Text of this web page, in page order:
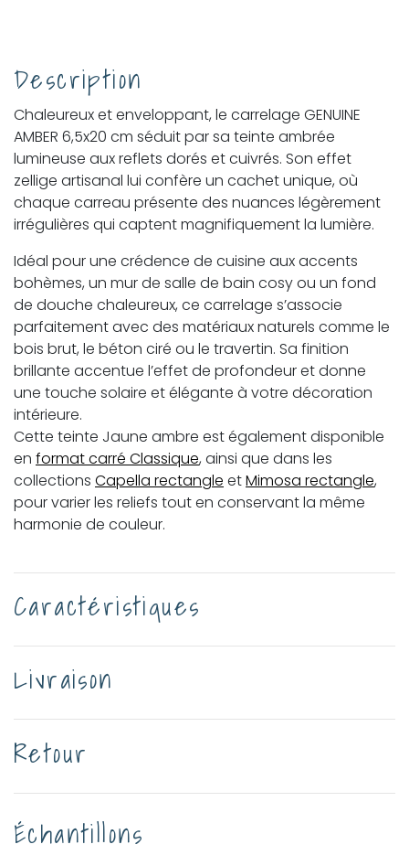
Description
Chaleureux et enveloppant, le carrelage GENUINE
AMBER 6,5x20 cm séduit par sa teinte ambrée
lumineuse aux reflets dorés et cuivrés. Son effet
zellige artisanal lui confère un cachet unique, où
chaque carreau présente des nuances légèrement
irrégulières qui captent magnifiquement la lumière.
Idéal pour une crédence de cuisine aux accents
bohèmes, un mur de salle de bain cosy ou un fond
de douche chaleureux, ce carrelage s’associe
parfaitement avec des matériaux naturels comme le
bois brut, le béton ciré ou le travertin. Sa finition
brillante accentue l’effet de profondeur et donne
une touche solaire et élégante à votre décoration
intérieure.
Cette teinte Jaune ambre est également disponible
en format carré Classique, ainsi que dans les
collections Capella rectangle etMimosa rectangle,
pour varier les reliefs tout en conservant la même
harmonie de couleur.
Caractéristiques
Livraison
Retour
Échantillons